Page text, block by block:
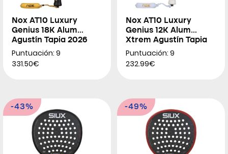
Nox AT10 Luxury
Genius 18K Alum
Agustín Tapia 2026
Puntuación: 9
331.50€
Nox AT10 Luxury
Genius 12K Alum
Xtrem Agustín Tapia
2026
Puntuación: 9
232.99€
-43% -49%